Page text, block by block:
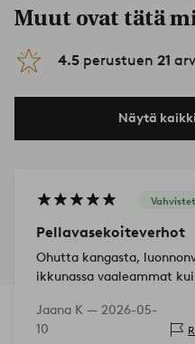
Muut ovat tätä
4.5 perustuen 21
Näytä
Pellavasekoiteverhot
Ohutta kangasta,
ikkunassa vaaleammat
😊
Jaana K — 2026-05-
10